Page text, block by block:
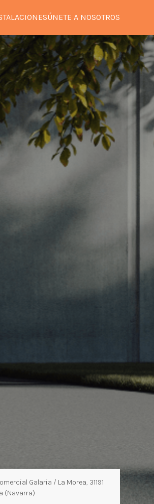
ÚNETE A NOSOTROS
Galaria / La Morea, 31191
(Navarra)